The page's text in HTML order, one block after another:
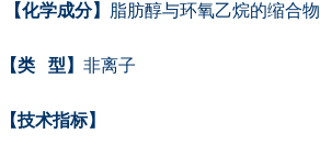
【化学成分】 脂肪醇与环氧乙烷的缩合物
【类 型】 非离子
【技术指标】